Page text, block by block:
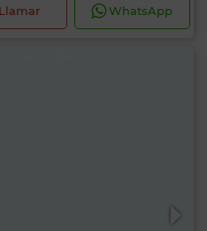
Llamar WhatsApp